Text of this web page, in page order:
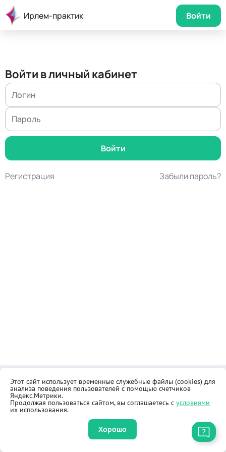
Ирлем-практик Войти
Войти в личный кабинет
Регистрация Забыли пароль?
Контакты
Как купить
Общественная приёмная
Реквизиты
Оферта
Правила продажи товаров
Этот сайт использует временные служебные файлы (cookies) для
анализа поведения пользователей с помощью счетчиков
Яндекс.Метрики.
Продолжая пользоваться сайтом, вы соглашаетесь с условиями
их использования.
Хорошо